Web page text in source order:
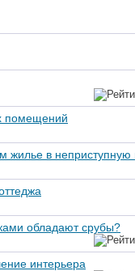
помещений
жилье в неприступную
обладают срубы?
интерьера